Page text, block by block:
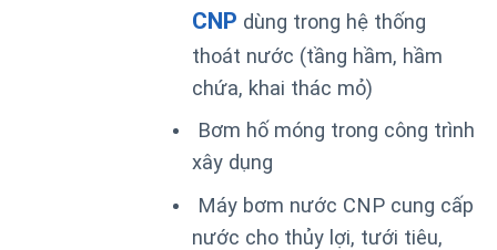
CNP dùng trong hệ thống
thoát nước (tầng hầm, hầm
chứa, khai thác mỏ)
Bơm hố móng trong công trình
xây dụng
Máy bơm nước CNP cung cấp
nước cho thủy lợi, tưới tiêu,